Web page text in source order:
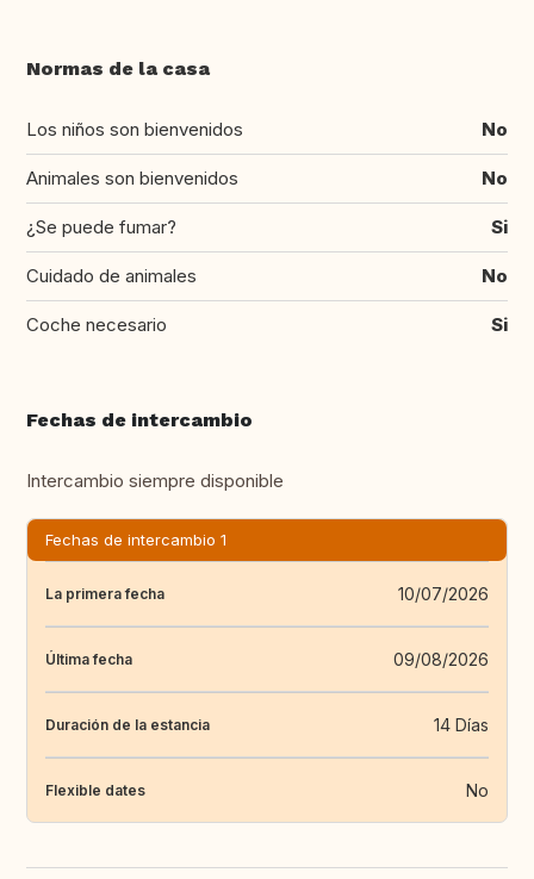
Normas de la casa
Los niños son bienvenidos No
Animales son bienvenidos No
¿Se puede fumar? Si
Cuidado de animales No
Coche necesario Si
Fechas de intercambio
Intercambio siempre disponible
Fechas de intercambio 1
La primera fecha 10/07/2026
Última fecha 09/08/2026
Duración de la estancia 14 Días
Flexible dates No